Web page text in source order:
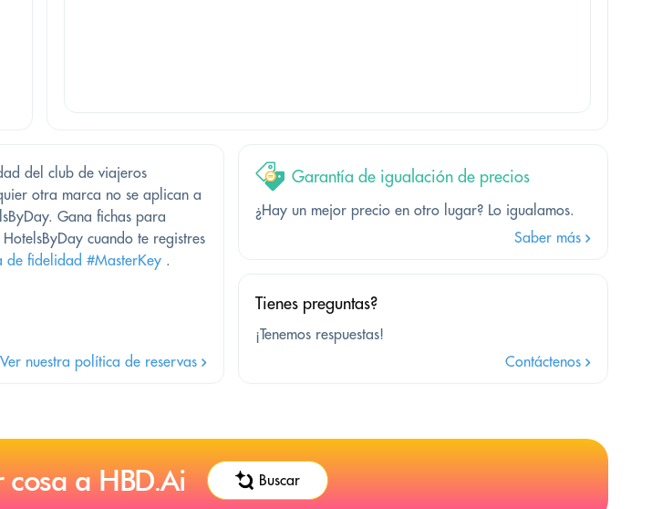
del club de viajeros
otra marca no se aplican a
Gana fichas para
cuando te registres
de fidelidad #MasterKey .
Ver nuestra política de reservas
Garantía de igualación de precios
¿Hay un mejor precio en otro lugar? Lo igualamos.
Saber más
Tienes preguntas?
¡Tenemos respuestas!
Contáctenos
a HBD.Ai Buscar